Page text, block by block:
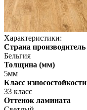
Характеристики:
Страна производитель
Бельгия
Толщина (мм)
5мм
Класс износостойкости
33 класс
Оттенок ламината